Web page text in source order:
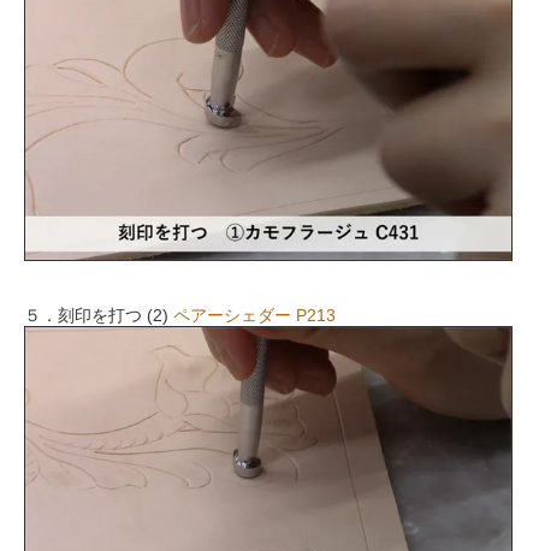
５．刻印を打つ (2) ペアーシェダー P213